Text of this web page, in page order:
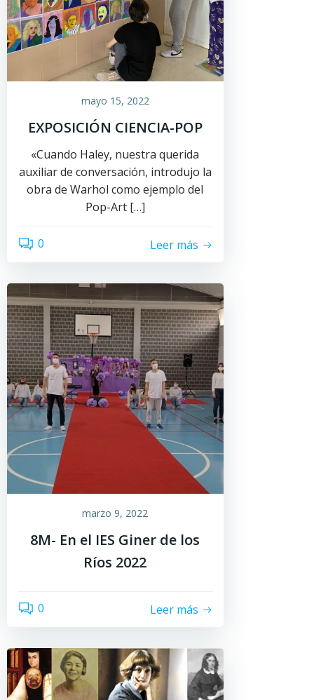
mayo 15, 2022
EXPOSICIÓN CIENCIA-POP
«Cuando Haley, nuestra querida
auxiliar de conversación, introdujo la
obra de Warhol como ejemplo del
Pop-Art […]
0 Leer más
marzo 9, 2022
8M- En el IES Giner de los
Ríos 2022
0 Leer más